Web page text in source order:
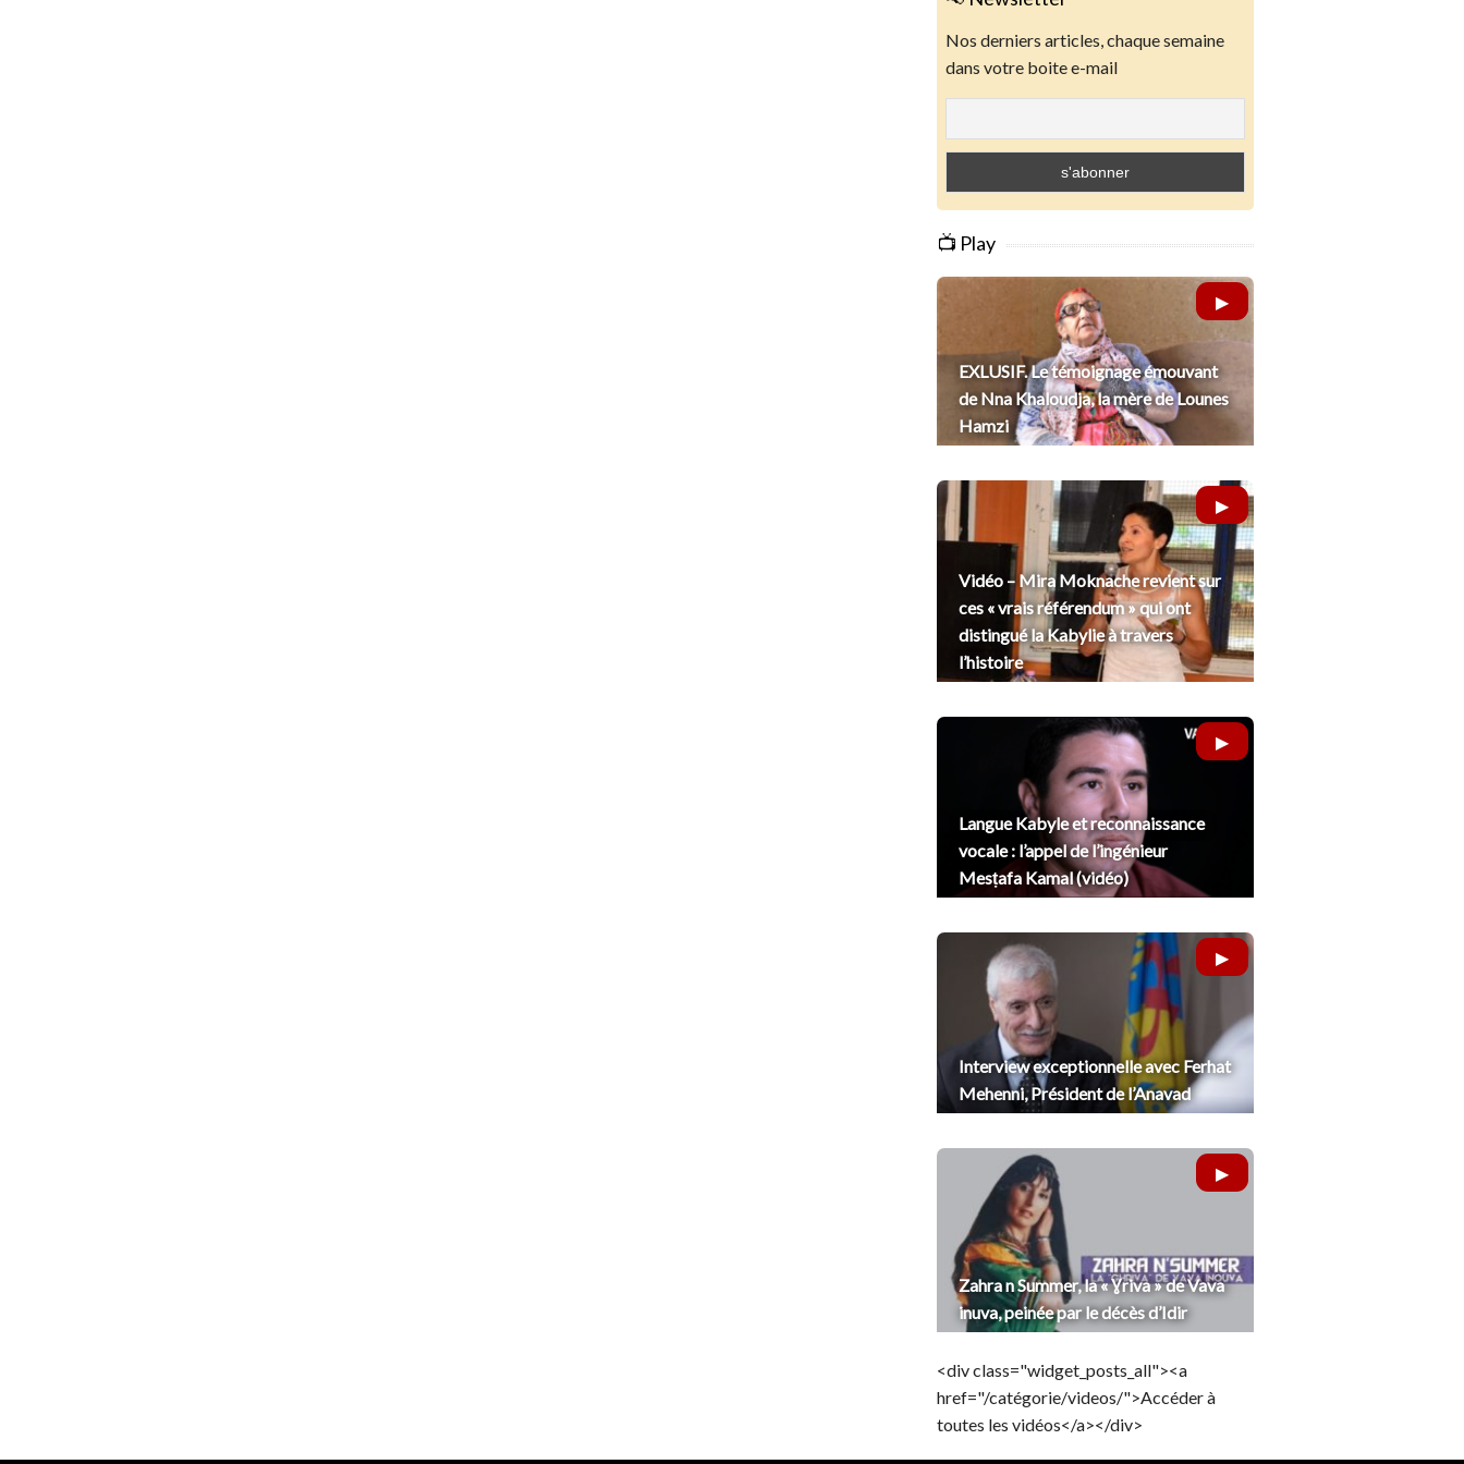
Nos derniers articles, chaque semaine
dans votre boite e-mail
📺 Play
EXLUSIF. Le témoignage émouvant
de Nna Khaloudja, la mère de Lounes
Hamzi
Vidéo – Mira Moknache revient sur
ces « vrais référendum » qui ont
distingué la Kabylie à travers
l’histoire
Langue Kabyle et reconnaissance
vocale : l’appel de l’ingénieur
Mesṭafa Kamal (vidéo)
Interview exceptionnelle avec Ferhat
Mehenni, Président de l’Anavad
Zahra n Summer, la « Ɣriva » de Vava
inuva, peinée par le décès d’Idir
<div class="widget_posts_all"><a
href="/catégorie/videos/">Accéder à
toutes les vidéos</a></div>